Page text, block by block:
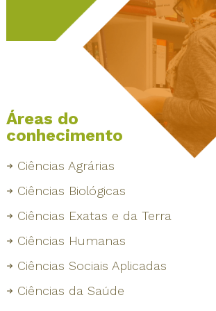
Áreas do
conhecimento
Ciências Agrárias
Ciências Biológicas
Ciências Exatas e da Terra
Ciências Humanas
Ciências Sociais Aplicadas
Ciências da Saúde